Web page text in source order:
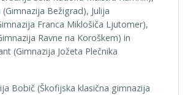
(Gimnazija Bežigrad), Julija
Franca Miklošiča Ljutomer),
Ravne na Koroškem) in
(Gimnazija Jožeta Plečnika
Bobič (Škofijska klasična gimnazija